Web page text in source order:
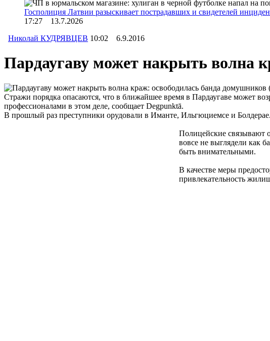
Госполиция Латвии разыскивает пострадавших и свидетелей
17:27 13.7.2026
Николай КУДРЯВЦЕВ 10:02 6.9.2016
Пардаугаву может накрыть волна
Стражи порядка опасаются, что в ближайшее время в Пардаугаве может
профессионалами в этом деле, сообщает Degpunktā.
В прошлый раз преступники орудовали в Иманте, Ильгюциемсе и Болдерае.
Полицейские связывают
вовсе не выглядели как
быть внимательными.
В качестве меры
привлекательность